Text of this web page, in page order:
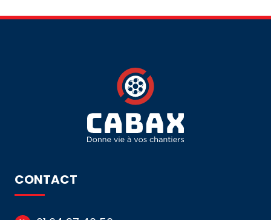
DIFFÉRENTIEL
DIFFÉRENTIEL
-
40A
-
30MA
CONTACT